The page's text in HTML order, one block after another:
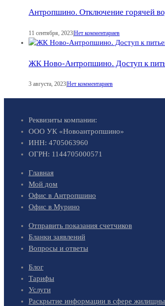
Антропшино. Отключение горячей
11 сентября, 2023|Нет комментариев
ЖК Ново-Антропшино. Доступ к
3 августа, 2023Нет комментариев
Реквизиты компании:
ООО УК «Новоантропшино»
ИНН: 4705063960
ОГРН: 1144705000571
Главная
Мой дом
Офис в Антропшино
Офис в Мурино
Отправить показания счетчиков
Бланки заявлений
Вопросы и ответы
Блог
Тарифы
Услуги
Раскрытие информации в сфере